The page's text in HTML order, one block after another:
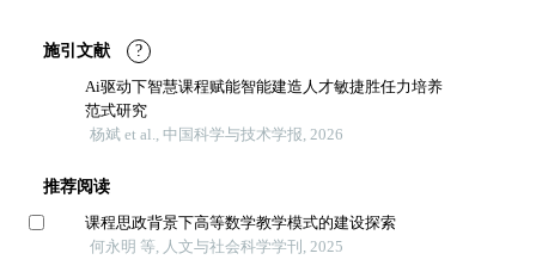
施引文献
?
Ai驱动下智慧课程赋能智能建造人才敏捷胜任力培养
范式研究
杨斌 et al., 中国科学与技术学报, 2026
推荐阅读
课程思政背景下高等数学教学模式的建设探索
何永明 等, 人文与社会科学学刊, 2025